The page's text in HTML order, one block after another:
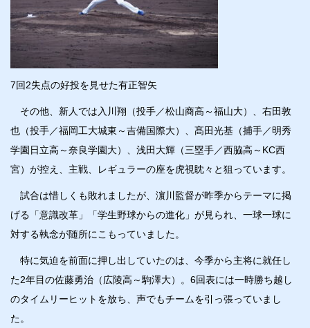
7回2失点の好投を見せた有正智矢
その他、新人では入川翔（投手／松山商高～福山大）、右田敦
也（投手／福岡工大城東～吉備国際大）、髙田光基（捕手／明秀
学園日立高～奈良学園大）、浅田大輝（三塁手／西脇高～KC西
宮）が控え、主戦、レギュラーの座を虎視眈々と狙っています。
試合は惜しくも敗れましたが、濵川監督が昨季からテーマに掲
げる「意識改革」「学生野球からの進化」が見られ、一球一球に
対する執念が随所にこもっていました。
特に気迫を前面に押し出していたのは、今季から主将に就任し
た2年目の佐藤勇治（広陵高～駒澤大）。6回表には一時勝ち越し
のタイムリーヒットを放ち、声でもチームを引っ張っていまし
た。